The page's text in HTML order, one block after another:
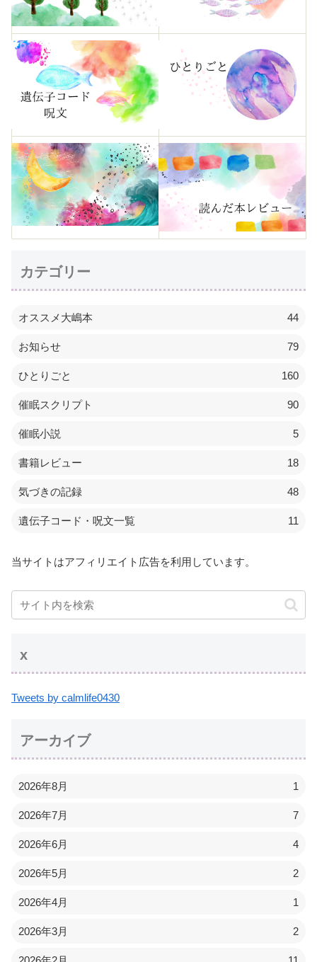
カテゴリー
オススメ大嶋本 44
お知らせ 79
ひとりごと 160
催眠スクリプト 90
催眠小説 5
書籍レビュー 18
気づきの記録 48
遺伝子コード・呪文一覧 11
当サイトはアフィリエイト広告を利用しています。
x
Tweets by calmlife0430
アーカイブ
2026年8月 1
2026年7月 7
2026年6月 4
2026年5月 2
2026年4月 1
2026年3月 2